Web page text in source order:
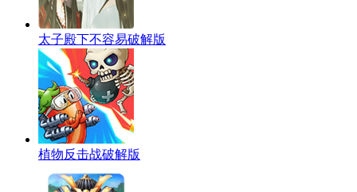
太子殿下不容易破解版
植物反击战破解版